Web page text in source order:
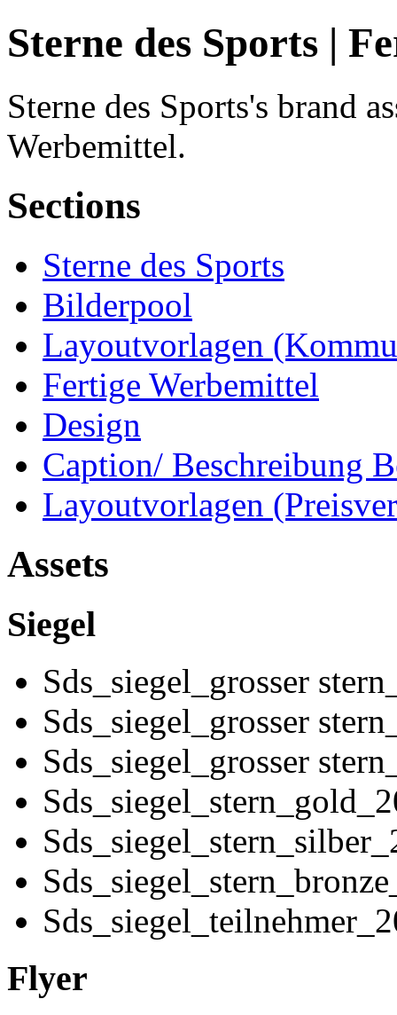
Sterne des Sports |
Sterne des Sports's brand
Werbemittel.
Sections
Sterne des Sports
Bilderpool
Layoutvorlagen
Fertige Werbemittel
Design
Caption/ Beschreibung
Layoutvorlagen
Assets
Siegel
Sds_siegel_grosser
Sds_siegel_grosser
Sds_siegel_grosser
Flyer